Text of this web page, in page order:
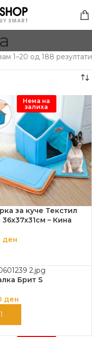
1–20 од 188 резултати
Нема на
залиха
за куче Текстил
– Кина
ден
Брит S
ден
ВО КОШНИЦА